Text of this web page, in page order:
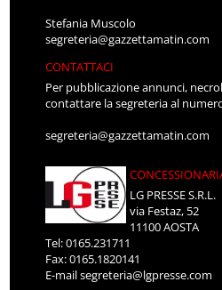
Stefania Muscolo
segreteria@gazzettamatin.com
CONTATTACI
Per pubblicazione annunci,
contattare la segreteria al
segreteria@gazzettamatin.com
LG PRESSE S.R.L.
via Festaz, 52
11100 AOSTA
Tel: 0165.231711
Fax: 0165.1820141
E-mailsegreteria@lgpresse.com